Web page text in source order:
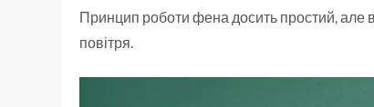
Принцип роботи фена досить простий, але
повітря.